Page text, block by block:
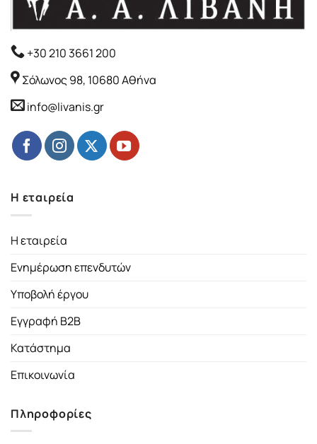
+30 210 3661 200
Σόλωνος 98, 10680 Αθήνα
info@livanis.gr
Η εταιρεία
Η εταιρεία
Ενημέρωση επενδυτών
Υποβολή έργου
Εγγραφή B2B
Κατάστημα
Επικοινωνία
Πληροφορίες